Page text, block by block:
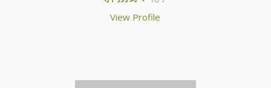
View Profile